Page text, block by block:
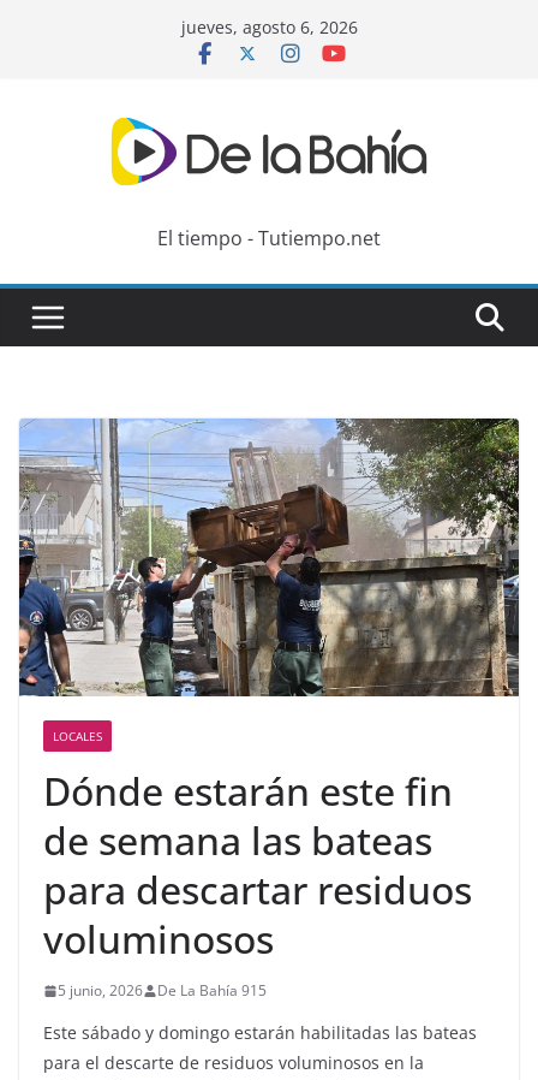
jueves, agosto 6, 2026
El tiempo - Tutiempo.net
LOCALES
Dónde estarán este fin
de semana las bateas
para descartar residuos
voluminosos
5 junio, 2026 De La Bahía 915
Este sábado y domingo estarán habilitadas las bateas
para el descarte de residuos voluminosos en la